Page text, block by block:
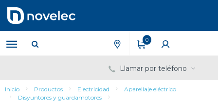
contenido
menú
de
navegación
0
Llamar por teléfono
Inicio Productos Electricidad
Aparellaje eléctrico
Disyuntores y guardamotores